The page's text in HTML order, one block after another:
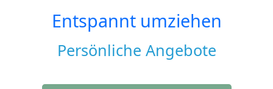
Entspannt umziehen
Persönliche Angebote